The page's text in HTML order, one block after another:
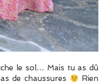
le sol… Mais tu as dû
de chaussures
Rien